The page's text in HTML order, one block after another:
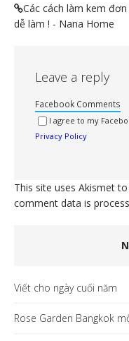
Các cách làm kem
dễ làm ! - Nana Home
Leave a reply
Facebook Comments
I agree to my
Privacy Policy
This site uses Akismet
comment data is
Viết cho ngày cuối năm
Rose Garden Bangkok